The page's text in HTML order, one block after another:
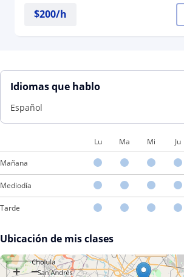
$200/h
Idiomas que hablo
Español
Lu Ma Mi Ju
Mañana
Mediodía
Tarde
Ubicación de mis clases
+ −